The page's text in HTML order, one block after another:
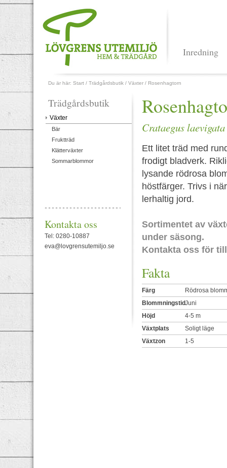
Inredning
Du är här: Start / Trädgårdsbutik / Växter / Rosenhagtorn
Trädgårdsbutik
Växter
Bär
Fruktträd
Klätterväxter
Sommarblommor
Kontakta oss
Tel: 0280-10887
eva@lovgrensutemiljo.se
Crataegus
Ett litet träd med
frodigt bladverk.
lysande rödrosa
höstfärger. Trivs i
lerhaltig jord.
Sortimentet av
under säsong.
Kontakta oss för
Fakta
Färg
Rödrosa
BlommningstidJuni
Höjd
4-5 m
Växtplats
Soligt läge
Växtzon
1-5